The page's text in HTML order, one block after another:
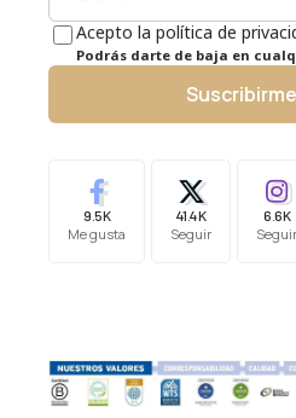
Acepto la política de
Podrás darte de baja en
9.5K
Me gusta
41.4K
Seguir
6.6K
Seguir